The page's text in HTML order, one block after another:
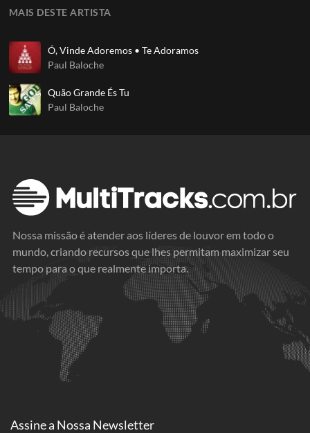
MAIS DESTE ARTISTA
Ó, Vinde Adoremos • Te Adoramos
Paul Baloche
Quão Grande És Tu
Paul Baloche
Nossa missão é atender aos líderes de louvor em todo o
mundo, criando recursos que lhes permitam maximizar seu
tempo para o que realmente importa.
Assine a Nossa Newsletter